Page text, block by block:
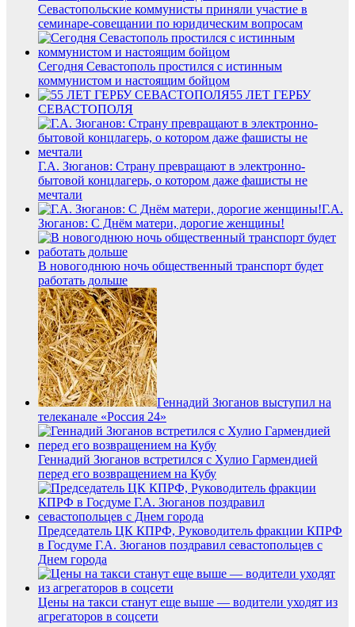
Севастопольские коммунисты приняли участие в
семинаре-совещании по юридическим вопросам
Сегодня Севастополь простился с истинным
коммунистом и настоящим бойцом
55 ЛЕТ ГЕРБУ
СЕВАСТОПОЛЯ
Г.А. Зюганов: Страну превращают в электронно-
бытовой концлагерь, о котором даже фашисты не
мечтали
Г.А.
Зюганов: С Днём матери, дорогие женщины!
В новогоднюю ночь общественный транспорт будет
работать дольше
Геннадий Зюганов выступил на
телеканале «Россия 24»
Геннадий Зюганов встретился с Хулио Гармендией
перед его возвращением на Кубу
Председатель ЦК КПРФ, Руководитель фракции КПРФ
в Госдуме Г.А. Зюганов поздравил севастопольцев с
Днем города
Цены на такси станут еще выше — водители уходят из
агрегаторов в соцсети